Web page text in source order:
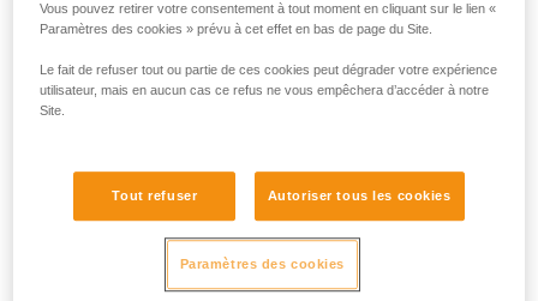
Email *
Rejoignez la communauté !
Vous pouvez retirer votre consentement à tout moment en cliquant sur le lien «
Paramètres des cookies » prévu à cet effet en bas de page du Site.
Le fait de refuser tout ou partie de ces cookies peut dégrader votre expérience
utilisateur, mais en aucun cas ce refus ne vous empêchera d’accéder à notre
Site.
Tout refuser Autoriser tous les cookies
Paramètres des cookies